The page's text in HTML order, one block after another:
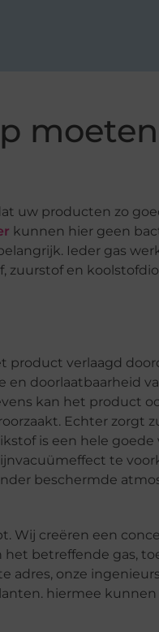
moeten
uw producten zo
kunnen hier geen
Ieder gas
zuurstof en
product verlaagd
en doorlaatbaarheid
kan het product
Echter zorgt
is een hele goede
te
beschermde
Wij creëren een
het betreffende gas,
adres, onze
hiermee kunnen